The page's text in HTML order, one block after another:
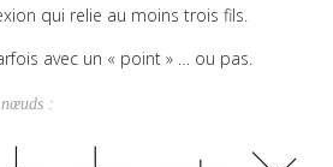
qui relie au moins trois fils.
avec un « point » … ou pas.
nœuds :